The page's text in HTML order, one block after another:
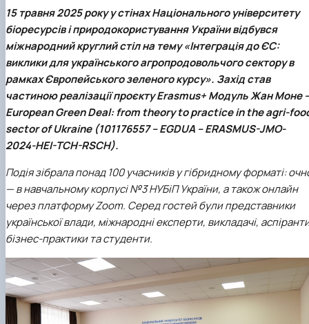
15 травня 2025 року у стінах Національного університету
біоресурсів і природокористування України відбувся
міжнародний круглий стіл на тему «Інтеграція до ЄС:
виклики для українського агропродовольчого сектору в
рамках Європейського зеленого курсу». Захід став
частиною реалізації проєкту Erasmus+ Модуль Жан Моне –
European Green Deal: from theory to practice in the agri-
sector of Ukraine (101176557 – EGDUA – ERASMUS-JMO-
2024-HEI-TCH-RSCH).
Подія зібрала понад 100 учасників у гібридному форматі:
— в навчальному корпусі №3 НУБіП України, а також онлайн
через платформу Zoom. Серед гостей були представники
української влади, міжнародні експерти, викладачі,
бізнес-практики та студенти.